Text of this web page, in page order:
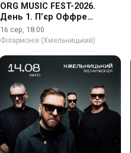
ORG MUSIC FEST-2026.
День 1. П’єр Оффре
(Франція)
16 сер, 18:00
Філармонія (Хмельницький)